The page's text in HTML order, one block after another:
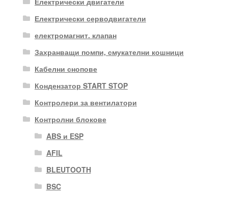
Електрически серводвигатели
електромагнит. клапан
Захранващи помпи, смукателни кошници
Кабелни снопове
Кондензатор START STOP
Контролери за вентилатори
Контролни блокове
ABS и ESP
AFIL
BLEUTOOTH
BSC